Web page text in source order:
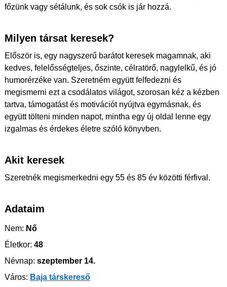
főzünk vagy sétálunk, és sok csók is jár hozzá.
Milyen társat keresek?
Először is, egy nagyszerű barátot keresek magamnak, aki
kedves, felelősségteljes, őszinte, célratörő, nagylelkű, és jó
humorérzéke van. Szeretném együtt felfedezni és
megismerni ezt a csodálatos világot, szorosan kéz a kézben
tartva, támogatást és motivációt nyújtva egymásnak, és
együtt tölteni minden napot, mintha egy új oldal lenne egy
izgalmas és érdekes életre szóló könyvben.
Akit keresek
Szeretnék megismerkedni egy 55 és 85 év közötti férfival.
Adataim
Nem: Nő
Életkor: 48
Névnap: szeptember 14.
Város: Baja társkereső